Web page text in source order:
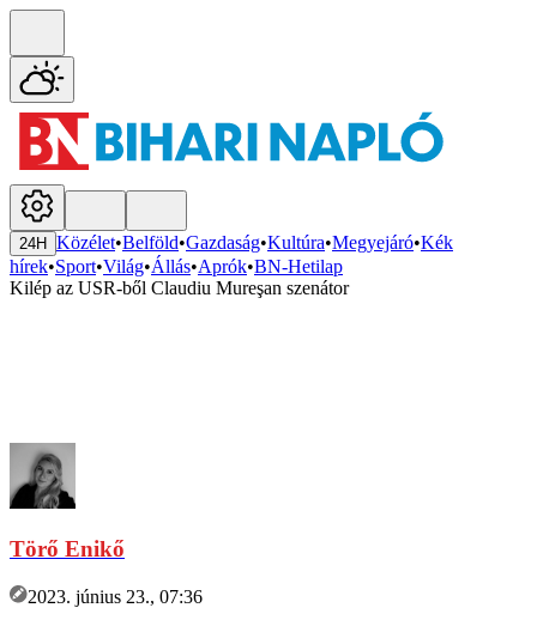
24H Közélet•Belföld•Gazdaság•Kultúra•Megyejáró•Kék
hírek•Sport•Világ•Állás•Aprók•BN-Hetilap
Kilép az USR-ből Claudiu Mureşan szenátor
Törő Enikő
2023. június 23., 07:36